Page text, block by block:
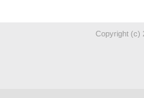
Copyright (c)